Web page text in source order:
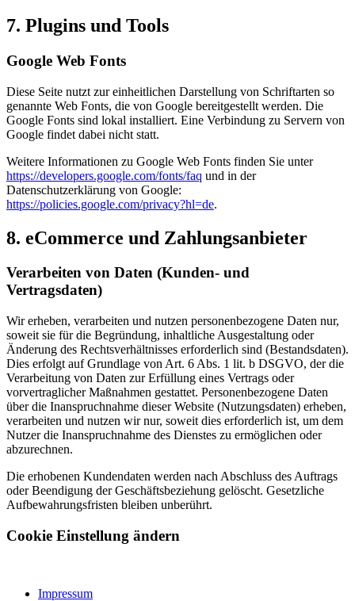
7. Plugins und Tools
Google Web Fonts
Diese Seite nutzt zur einheitlichen Darstellung von Schriftarten so
genannte Web Fonts, die von Google bereitgestellt werden. Die
Google Fonts sind lokal installiert. Eine Verbindung zu Servern von
Google findet dabei nicht statt.
Weitere Informationen zu Google Web Fonts finden Sie unter
https://developers.google.com/fonts/faq und in der
Datenschutzerklärung von Google:
https://policies.google.com/privacy?hl=de.
8. eCommerce und Zahlungs­anbieter
Verarbeiten von Daten (Kunden- und
Vertragsdaten)
Wir erheben, verarbeiten und nutzen personenbezogene Daten nur,
soweit sie für die Begründung, inhaltliche Ausgestaltung oder
Änderung des Rechtsverhältnisses erforderlich sind (Bestandsdaten).
Dies erfolgt auf Grundlage von Art. 6 Abs. 1 lit. b DSGVO, der die
Verarbeitung von Daten zur Erfüllung eines Vertrags oder
vorvertraglicher Maßnahmen gestattet. Personenbezogene Daten
über die Inanspruchnahme dieser Website (Nutzungsdaten) erheben,
verarbeiten und nutzen wir nur, soweit dies erforderlich ist, um dem
Nutzer die Inanspruchnahme des Dienstes zu ermöglichen oder
abzurechnen.
Die erhobenen Kundendaten werden nach Abschluss des Auftrags
oder Beendigung der Geschäftsbeziehung gelöscht. Gesetzliche
Aufbewahrungsfristen bleiben unberührt.
Cookie Einstellung ändern
Impressum